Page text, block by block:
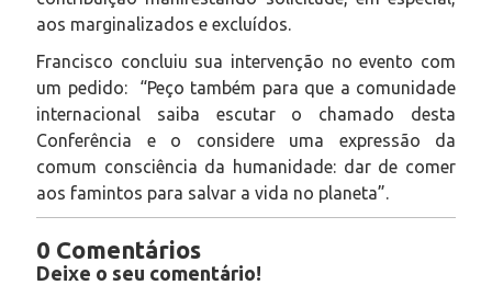
aos marginalizados e excluídos.
Francisco concluiu sua intervenção no evento com
um pedido: “Peço também para que a comunidade
internacional saiba escutar o chamado desta
Conferência e o considere uma expressão da
comum consciência da humanidade: dar de comer
aos famintos para salvar a vida no planeta”.
0 Comentários
Deixe o seu comentário!